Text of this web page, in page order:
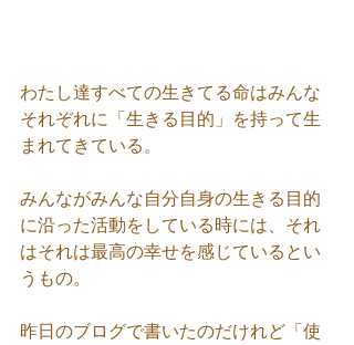
わたし達すべての生きてる命はみんな
それぞれに「生きる目的」を持って生
まれてきている。
みんながみんな自分自身の生きる目的
に沿った活動をしている時には、それ
はそれは最高の幸せを感じているとい
うもの。
昨日のブログで書いたのだけれど「使